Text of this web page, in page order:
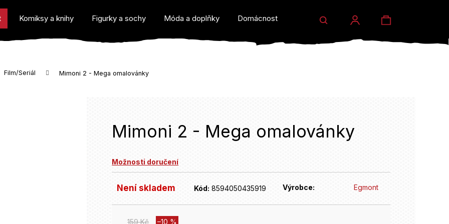
Komiksy a knihy Figurky a sochy Móda a doplňky Domácnost a dárky Prodejny Eventy
Hledat
Přihlášení
Nákupní
Film/Seriál Mimoni 2 - Mega omalovánky
Mimoni 2 - Mega omalovánky
Možnosti doručení
Není skladem Kód: 8594050435919 Výrobce: Egmont
159 Kč –10 %
potřebujete najít?